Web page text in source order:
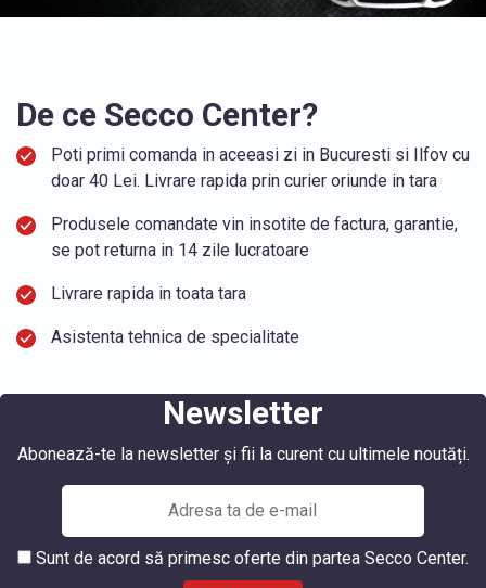
De ce Secco Center?
Poti primi comanda in aceeasi zi in Bucuresti si Ilfov cu
doar 40 Lei. Livrare rapida prin curier oriunde in tara
Produsele comandate vin insotite de factura, garantie,
se pot returna in 14 zile lucratoare
Livrare rapida in toata tara
Asistenta tehnica de specialitate
Newsletter
Abonează-te la newsletter și fii la curent cu ultimele noutăți.
Sunt de acord să primesc oferte din partea Secco Center.